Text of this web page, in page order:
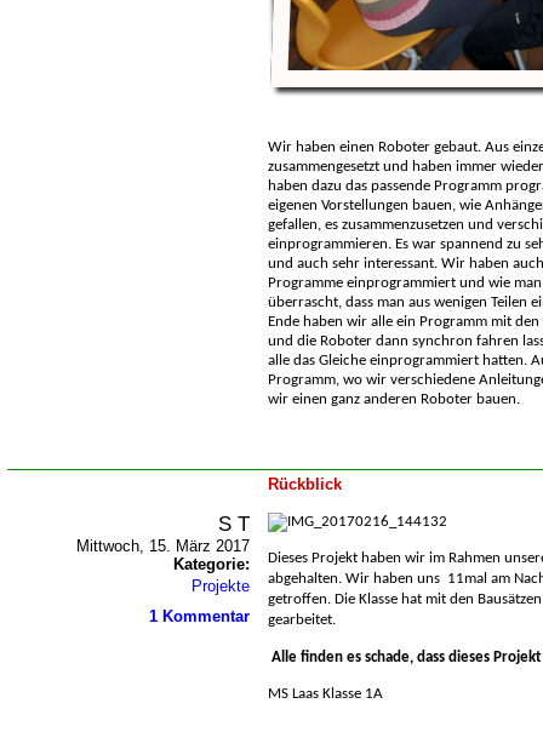
Wir haben einen Roboter gebaut. Aus
zusammengesetzt und haben immer
haben dazu das passende Programm
eigenen Vorstellungen bauen, wie
gefallen, es zusammenzusetzen und
einprogrammieren. Es war spannend zu
und auch sehr interessant. Wir haben
Programme einprogrammiert und wie
überrascht, dass man aus wenigen Teilen
Ende haben wir alle ein Programm mit
und die Roboter dann synchron fahren
alle das Gleiche einprogrammiert hatten.
Programm, wo wir verschiedene
wir einen ganz anderen Roboter bauen.
Rückblick
S T
Mittwoch, 15. März 2017
Kategorie:
Projekte
1 Kommentar
Dieses Projekt haben wir im Rahmen
abgehalten. Wir haben uns 11mal am
getroffen. Die Klasse hat mit den
gearbeitet.
Alle finden es schade, dass dieses
MS Laas Klasse 1A